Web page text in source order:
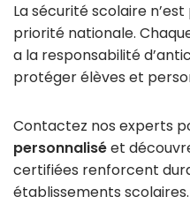
La sécurité scolaire
priorité nationale.
a la responsabilité
protéger élèves et
Contactez nos experts
personnaliséet
certifiées renforcent
établissements scolaires.